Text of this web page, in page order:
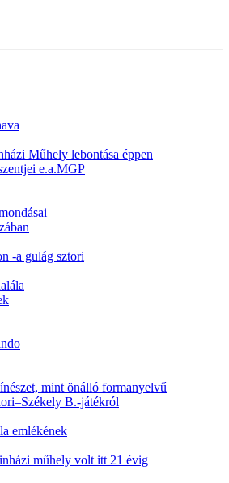
Műhely lebontása éppen
e.a.MGP
-a gulág sztori
mint önálló formanyelvű
B.-játékról
emlékének
műhely volt itt 21 évig